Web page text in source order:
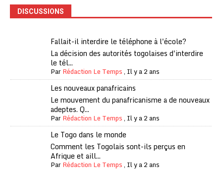
DISCUSSIONS
Fallait-il interdire le téléphone à l'école?
La décision des autorités togolaises d'interdire
le tél...
ParRédaction Le Temps, Il y a 2 ans
Les nouveaux panafricains
Le mouvement du panafricanisme a de nouveaux
adeptes. Q...
ParRédaction Le Temps, Il y a 2 ans
Le Togo dans le monde
Comment les Togolais sont-ils perçus en
Afrique et aill...
ParRédaction Le Temps, Il y a 2 ans